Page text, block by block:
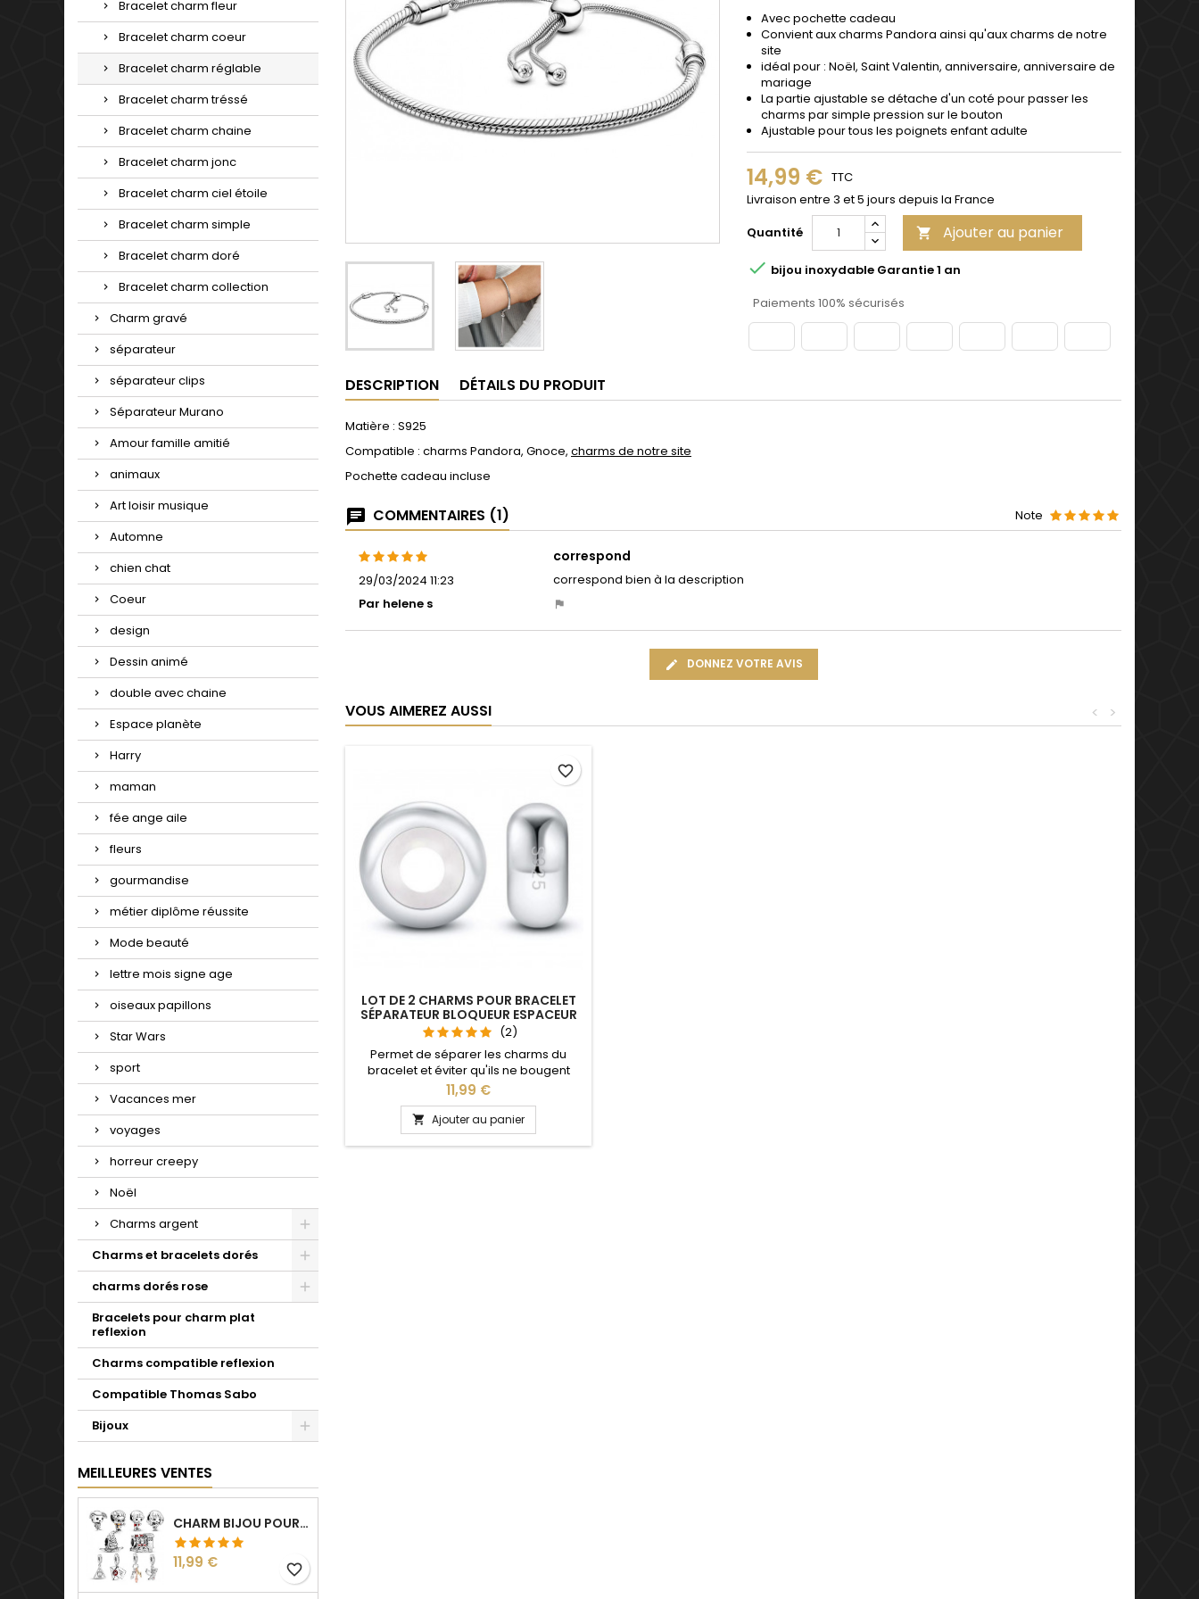
Bracelet charm fleur
Bracelet charm coeur
Bracelet charm réglable
Bracelet charm tréssé
Bracelet charm chaine
Bracelet charm jonc
Bracelet charm ciel étoile
Bracelet charm simple
Bracelet charm doré
Bracelet charm collection
Charm gravé
séparateur
séparateur clips
Séparateur Murano
Amour famille amitié
animaux
Art loisir musique
Automne
chien chat
Coeur
design
Dessin animé
double avec chaine
Espace planète
Harry
maman
fée ange aile
fleurs
gourmandise
métier diplôme réussite
Mode beauté
lettre mois signe age
oiseaux papillons
Star Wars
sport
Vacances mer
voyages
horreur creepy
Noël
Charms argent
Charms et bracelets dorés
charms dorés rose
Bracelets pour charm plat
reflexion
Charms compatible reflexion
Compatible Thomas Sabo
Bijoux
MEILLEURES VENTES
CHARM BIJOU POUR BRACELET COLLECTION HARRY
Prix
11,99 € favorite_border
Avec pochette cadeau
Convient auxcharms Pandora ainsi qu'aux charms de notre
site
idéal pour : Noël, Saint Valentin, anniversaire, anniversaire de
mariage
La partie ajustable se détache d'un coté pour passer les
charms par simple pression sur le bouton
Ajustable pour tous les poignets enfant adulte
14,99 € TTC
Livraison entre 3 et 5 jours depuis la France
Quantité
 Ajouter au panier
 bijou inoxydable Garantie 1 an
Paiements 100% sécurisés
DESCRIPTION DÉTAILS DU PRODUIT
Matière : S925
Compatible : charms Pandora, Gnoce, charms de notre site
Pochette cadeau incluse
COMMENTAIRES (1) Note
29/03/2024 11:23
Par helene s
correspond
correspond bien à la description
DONNEZ VOTRE AVIS
VOUS AIMEREZ AUSSI >
<
LOT DE 2 CHARMS POUR BRACELET
SÉPARATEUR BLOQUEUR ESPACEUR
(2)
Permet de séparer les charms du
bracelet et éviter qu'ils ne bougent
Compatible avec les bracelets
Pandora, Gnoce et les bracelets charm
de notre site idéal pour : Noël, Saint
Valentin, anniversaire, anniversaire de
mariage
Prix
11,99 €
 Ajouter au panier
favorite_border